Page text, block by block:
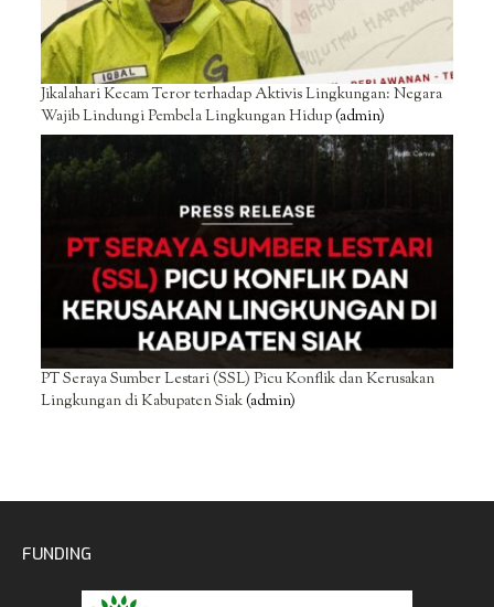
Jikalahari Kecam Teror terhadap Aktivis Lingkungan: Negara
Wajib Lindungi Pembela Lingkungan Hidup(admin)
PT Seraya Sumber Lestari (SSL) Picu Konflik dan Kerusakan
Lingkungan di Kabupaten Siak(admin)
FUNDING